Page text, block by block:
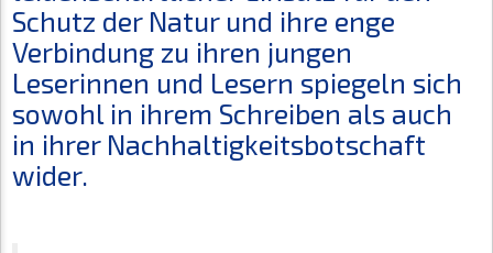
Schutz der Natur und ihre enge
Verbindung zu ihren jungen
Leserinnen und Lesern spiegeln sich
sowohl in ihrem Schreiben als auch
in ihrer Nachhaltigkeitsbotschaft
wider.